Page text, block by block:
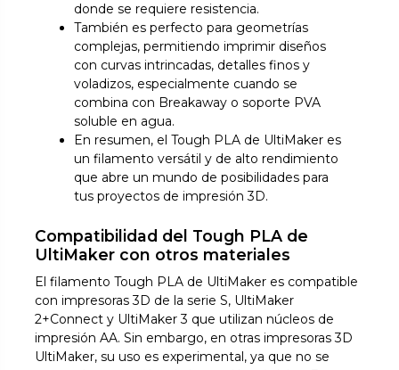
donde se requiere resistencia.
También es perfecto para geometrías
complejas, permitiendo imprimir diseños
con curvas intrincadas, detalles finos y
voladizos, especialmente cuando se
combina con Breakaway o soporte PVA
soluble en agua.
En resumen, el Tough PLA de UltiMaker es
un filamento versátil y de alto rendimiento
que abre un mundo de posibilidades para
tus proyectos de impresión 3D.
Compatibilidad del Tough PLA de
UltiMaker con otros materiales
El filamento Tough PLA de UltiMaker es compatible
con impresoras 3D de la serie S, UltiMaker
2+Connect y UltiMaker 3 que utilizan núcleos de
impresión AA. Sin embargo, en otras impresoras 3D
UltiMaker, su uso es experimental, ya que no se